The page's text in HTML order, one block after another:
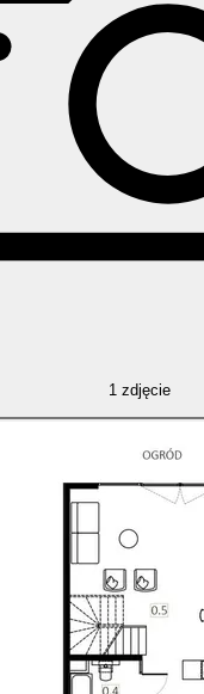
1 zdjęcie